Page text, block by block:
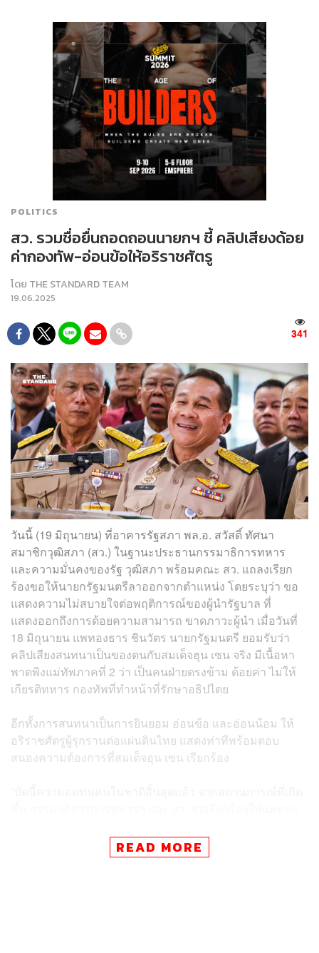
POLITICS
สว. รวมชื่อยื่นถอดถอนนายกฯ ชี้ คลิปเสียงด้อย
ค่ากองทัพ-อ่อนข้อให้อริราชศัตรู
โดย THE STANDARD TEAM
19.06.2025
341
วันนี้ (19 มิถุนายน) ที่อาคารรัฐสภา พล.อ. สวัสดิ์ ทัศนา
สมาชิกวุฒิสภา (สว.) ในฐานะประธานกรรมาธิการทหาร
และความมั่นคงของรัฐ วุฒิสภา พร้อมคณะ สว. แถลงเรียก
ร้องขอให้นายกรัฐมนตรีลาออกจากตำแหน่ง โดยระบุว่า ขอ
แสดงความไม่สบายใจต่อพฤติการณ์ของผู้นำรัฐบาล ที่
แสดงออกถึงการด้อยความสามารถ ขาดภาวะผู้นำ เมื่อวันที่
18 มิถุนายน แพทองธาร ชินวัตร นายกรัฐมนตรี ยอมรับว่า
คลิปเสียงสนทนาเป็นของตนกับสมเด็จฮุน เซน จริง มีเนื้อหา
พาดพิงแม่ทัพภาคที่ 2 ว่า เป็นคนฝ่ายตรงข้าม ด้อยค่า ไม่ให้
เกียรติทหาร กองทัพที่ทำหน้าที่รักษาอธิปไตย
อีกทั้งการสนทนาเป็นการยินยอม อ่อนข้อ และอ่อนน้อม ให้
อริราชศัตรูผู้รุกรานต่อแผ่นดินไทย แสดงท่าทีพร้อมตอบ
สนองความต้องการที่สมเด็จฮุน เซน เรียกร้อง
กรรมาธิการการทหารฯ เห็นว่า การกระทำของแพทองธาร
READ MORE